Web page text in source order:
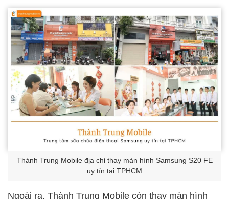
Thành Trung Mobile địa chỉ thay màn hình Samsung S20 FE
uy tín tại TPHCM
Ngoài ra, Thành Trung Mobile còn thay màn hình